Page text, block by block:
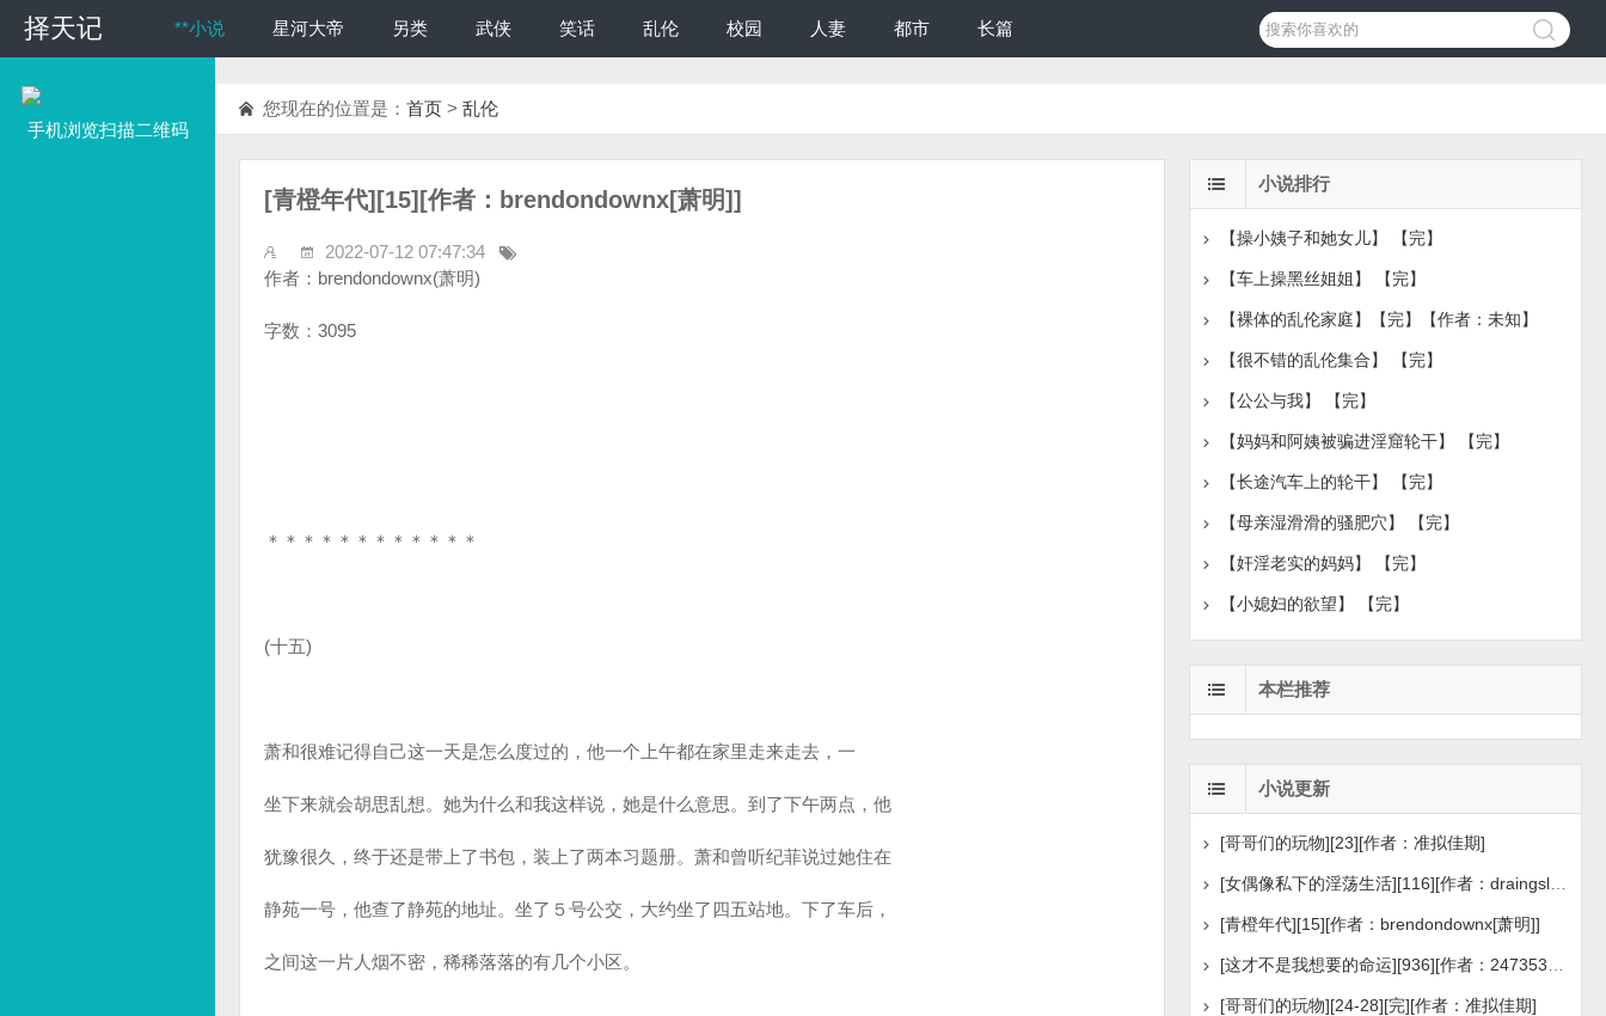
择天记
择天记 **小说 星河大帝 另类 武侠 笑话 乱伦 校园 人妻 都市 长篇
手机浏览扫描二维码
您现在的位置是： 首页 > 乱伦
[青橙年代][15][作者：brendondownx[萧明]]
2022-07-12 07:47:34
作者：brendondownx(萧明)
字数：3095
＊＊＊＊＊＊＊＊＊＊＊＊
(十五)
萧和很难记得自己这一天是怎么度过的，他一个上午都在家里走来走去，一
坐下来就会胡思乱想。她为什么和我这样说，她是什么意思。到了下午两点，他
犹豫很久，终于还是带上了书包，装上了两本习题册。萧和曾听纪菲说过她住在
静苑一号，他查了静苑的地址。坐了５号公交，大约坐了四五站地。下了车后，
之间这一片人烟不密，稀稀落落的有几个小区。
小说排行
【操小姨子和她女儿】 【完】
【车上操黑丝姐姐】 【完】
【裸体的乱伦家庭】【完】【作者：未知】
【很不错的乱伦集合】 【完】
【公公与我】 【完】
【妈妈和阿姨被骗进淫窟轮干】 【完】
【长途汽车上的轮干】 【完】
【母亲湿滑滑的骚肥穴】 【完】
【奸淫老实的妈妈】 【完】
【小媳妇的欲望】 【完】
本栏推荐
小说更新
[哥哥们的玩物][23][作者：准拟佳期]
[女偶像私下的淫荡生活][116][作者：draingslee]
[青橙年代][15][作者：brendondownx[萧明]]
[哥哥们的玩物][24-28][完][作者：准拟佳期]